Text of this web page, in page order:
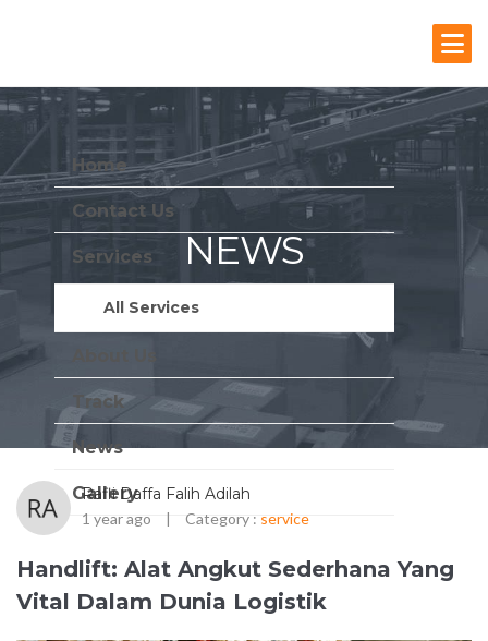
Home
Contact Us
Services
All Services
Track
News
Gallery
NEWS
Stay Update With Us
Rafli Daffa Falih Adilah
1 year ago | Category : service
Handlift: Alat Angkut Sederhana Yang
Vital Dalam Dunia Logistik